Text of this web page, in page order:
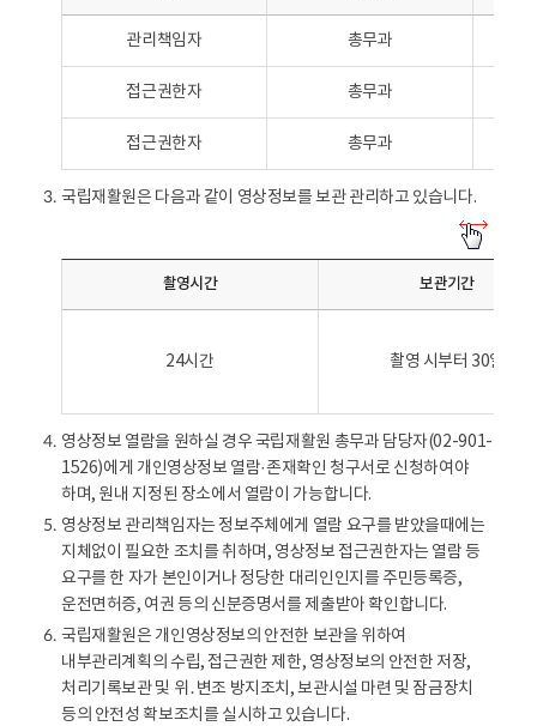
보
리
기
리
책
자
접
자
-
구
분
,
담
당
부
서
직
위
관리책임자 총무과
접근권한자 총무과
접근권한자 총무과
3. 국립재활원은 다음과 같이 영상정보를 보관 관리하고 있습니다.
상
보
관
리
-
촬
영
시
간
,
보
관
기
간
촬영시간 보관기간
24시간 촬영 시부터 30일
4. 영상정보 열람을 원하실 경우 국립재활원 총무과 담당자(02-901-
1526)에게 개인영상정보 열람·존재확인 청구서로 신청하여야
하며, 원내 지정된 장소에서 열람이 가능합니다.
5. 영상정보 관리책임자는 정보주체에게 열람 요구를 받았을때에는
지체없이 필요한 조치를 취하며, 영상정보 접근권한자는 열람 등
요구를 한 자가 본인이거나 정당한 대리인인지를 주민등록증,
운전면허증, 여권 등의 신분증명서를 제출받아 확인합니다.
6. 국립재활원은 개인영상정보의 안전한 보관을 위하여
내부관리계획의 수립, 접근권한 제한, 영상정보의 안전한 저장,
처리기록보관 및 위․변조 방지조치, 보관시설 마련 및 잠금장치
등의 안전성 확보조치를 실시하고 있습니다.